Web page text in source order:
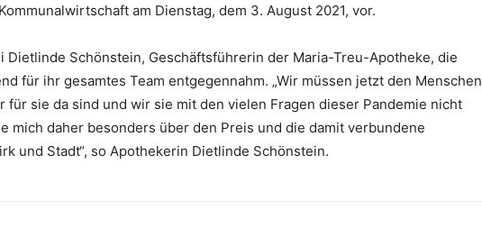
am Dienstag, dem 3. August 2021, vor.
Dietlinde Schönstein, Geschäftsführerin der Maria-Treu-Apotheke, die
für ihr gesamtes Team entgegennahm. „Wir müssen jetzt den Menschen
für sie da sind und wir sie mit den vielen Fragen dieser Pandemie nicht
mich daher besonders über den Preis und die damit verbundene
und Stadt“, so Apothekerin Dietlinde Schönstein.